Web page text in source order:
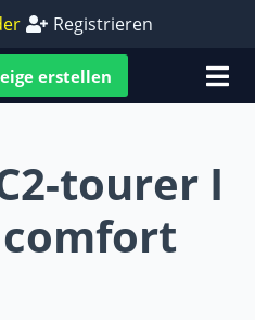
Registrieren
erstellen
tourer I
comfort